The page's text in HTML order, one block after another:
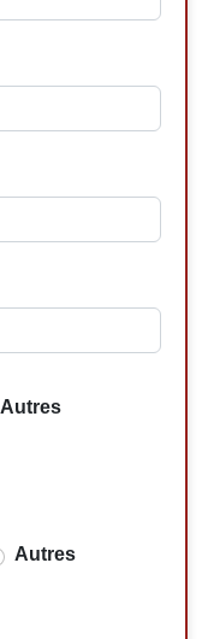
Autres
Autres